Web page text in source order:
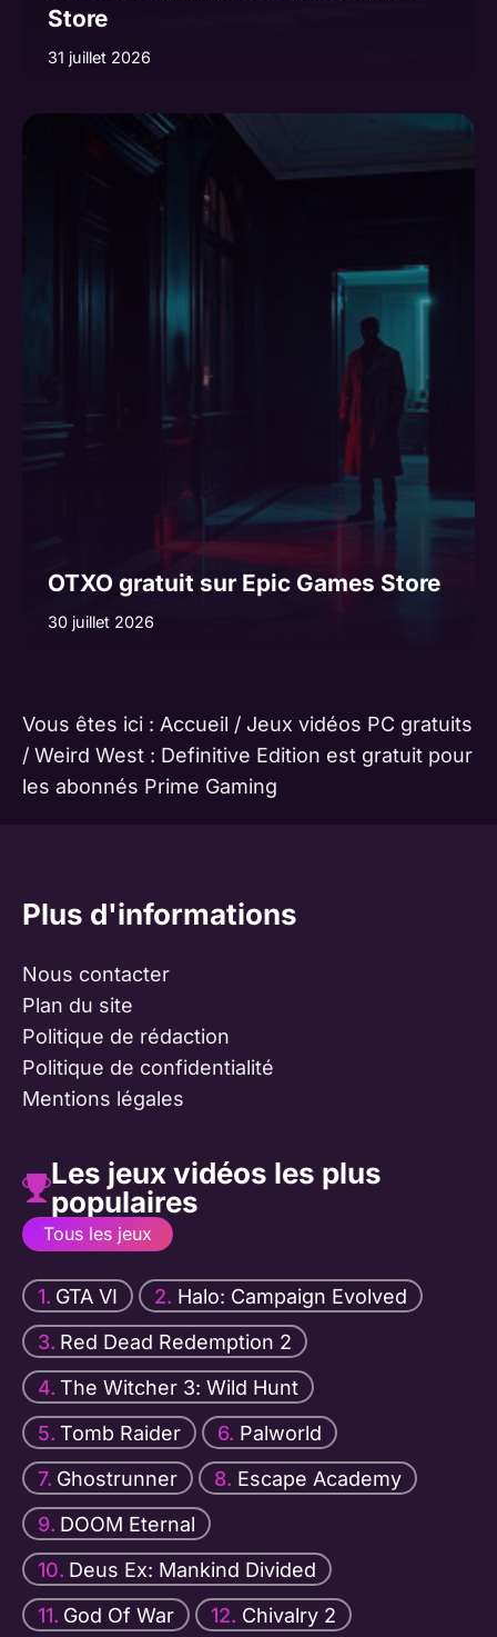
Store
31 juillet 2026
OTXO gratuit sur Epic Games Store
30 juillet 2026
Vous êtes ici : Accueil / Jeux vidéos PC gratuits
/ Weird West : Definitive Edition est gratuit pour
les abonnés Prime Gaming
Plus d'informations
Nous contacter
Plan du site
Politique de rédaction
Politique de confidentialité
Mentions légales
Les jeux vidéos les plus
populaires
Tous les jeux
GTA VI
Halo: Campaign Evolved
Red Dead Redemption 2
The Witcher 3: Wild Hunt
Tomb Raider
Palworld
Ghostrunner
Escape Academy
DOOM Eternal
Deus Ex: Mankind Divided
God Of War
Chivalry 2